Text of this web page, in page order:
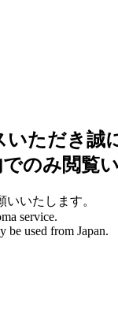
ただき誠
のみ閲覧
いいたします。
service.
be used from Japan.